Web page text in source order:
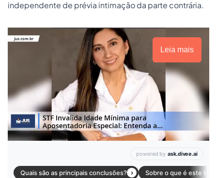
independente de prévia intimação da parte contrária.
Leia mais